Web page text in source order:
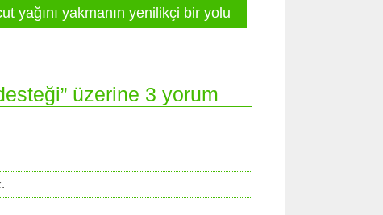
yağını yakmanın yenilikçi bir yolu
üzerine 3 yorum